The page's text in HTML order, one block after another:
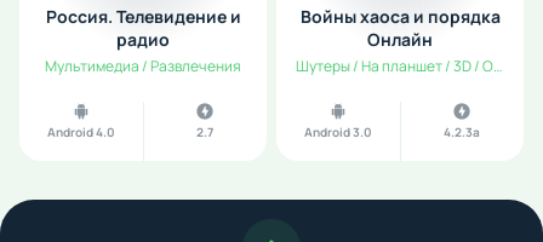
Россия. Телевидение и
радио
Мультимедиа / Развлечения
Android 4.0 2.7
Войны хаоса и порядка
Oнлайн
Шутеры / На планшет / 3D / Online
Android 3.0 4.2.3a